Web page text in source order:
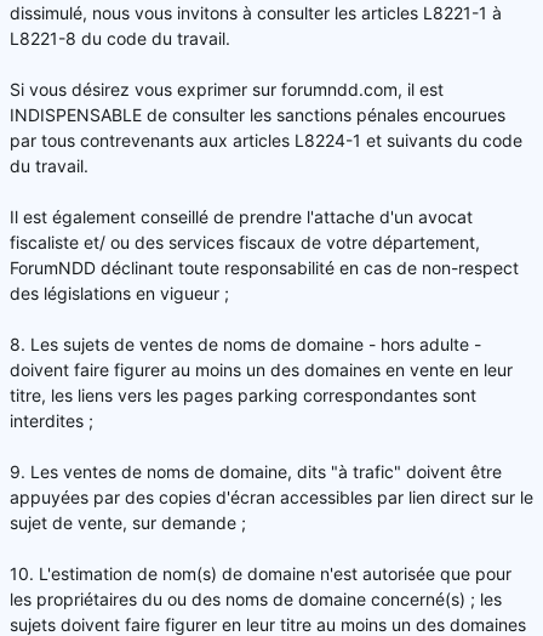
dissimulé, nous vous invitons à consulter les articles L8221-1 à
L8221-8 du code du travail.
Si vous désirez vous exprimer sur forumndd.com, il est
INDISPENSABLE de consulter les sanctions pénales encourues
par tous contrevenants aux articles L8224-1 et suivants du code
du travail.
Il est également conseillé de prendre l'attache d'un avocat
fiscaliste et/ ou des services fiscaux de votre département,
ForumNDD déclinant toute responsabilité en cas de non-respect
des législations en vigueur ;
8. Les sujets de ventes de noms de domaine - hors adulte -
doivent faire figurer au moins un des domaines en vente en leur
titre, les liens vers les pages parking correspondantes sont
interdites ;
9. Les ventes de noms de domaine, dits "à trafic" doivent être
appuyées par des copies d'écran accessibles par lien direct sur le
sujet de vente, sur demande ;
10. L'estimation de nom(s) de domaine n'est autorisée que pour
les propriétaires du ou des noms de domaine concerné(s) ; les
sujets doivent faire figurer en leur titre au moins un des domaines